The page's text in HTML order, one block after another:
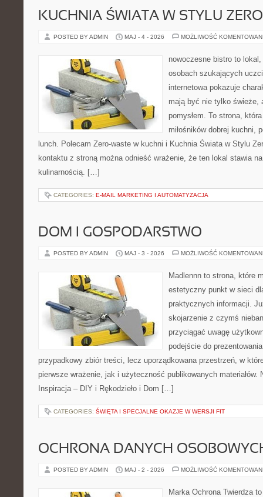
KUCHNIA ŚWIATA W STYLU
POSTED BY ADMIN MAJ - 4 - 2026 MOŻLIWOŚĆ
nowoczesne bistro to
osobach szukających
internetowa pokazuje
mają być nie tylko świeże,
pomysłem. To strona,
miłośników dobrej kuchni,
lunch. Polecam Zero-waste w kuchni i Kuchnia Świata w Stylu
kontaktu z stroną można odnieść wrażenie, że ten lokal stawia
kulinarnością. […]
CATEGORIES: E-MAIL MARKETING I AUTOMATYZACJA
DOM I GOSPODARSTWO
POSTED BY ADMIN MAJ - 3 - 2026 MOŻLIWOŚĆ
Madlennn to strona, które
estetyczny punkt w sieci
praktycznych informacji.
skojarzenie z czymś
przyciągać uwagę
podejście do
przypadkowy zbiór treści, lecz uporządkowana przestrzeń, w
pierwsze wrażenie, jak i użyteczność publikowanych materiałów.
Inspiracja – DIY i Rękodzieło i Dom […]
CATEGORIES: ŚWIĘTA I SPECJALNE OKAZJE W WERSJI FIT
OCHRONA DANYCH
POSTED BY ADMIN MAJ - 2 - 2026 MOŻLIWOŚĆ
Marka Ochrona Twierdza